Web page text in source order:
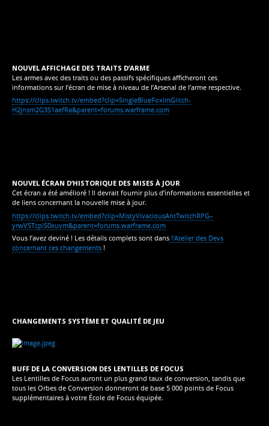
NOUVEL AFFICHAGE DES TRAITS D’ARME
Les armes avec des traits ou des passifs spécifiques afficheront ces
informations sur l’écran de mise à niveau de l’Arsenal de l’arme respective.
https://clips.twitch.tv/embed?clip=SingleBlueFoxImGlitch-
H2jnsm2G3S1aefRa&parent=forums.warframe.com
NOUVEL ÉCRAN D’HISTORIQUE DES MISES À JOUR
Cet écran a été amélioré ! Il devrait fournir plus d’informations essentielles et
de liens concernant la nouvelle mise à jour.
https://clips.twitch.tv/embed?clip=MistyVivaciousAntTwitchRPG–
yrwVSTcpiS0xuvm&parent=forums.warframe.com
Vous l’avez deviné ! Les détails complets sont dans l’Atelier des Devs
concernant ces changements !
CHANGEMENTS SYSTÈME ET QUALITÉ DE JEU
BUFF DE LA CONVERSION DES LENTILLES DE FOCUS
Les Lentilles de Focus auront un plus grand taux de conversion, tandis que
tous les Orbes de Conversion donneront de base 5 000 points de Focus
supplémentaires à votre École de Focus équipée.